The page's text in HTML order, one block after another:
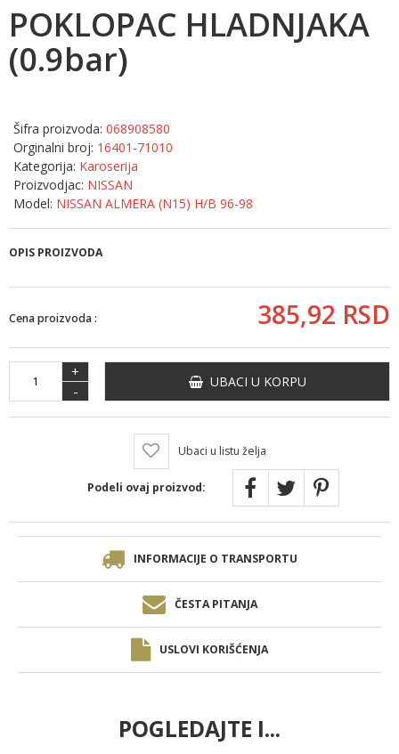
POKLOPAC HLADNJAKA
(0.9bar)
Šifra proizvoda: 068908580
Orginalni broj: 16401-71010
Kategorija: Karoserija
Proizvodjac: NISSAN
Model: NISSAN ALMERA (N15) H/B 96-98
OPIS PROIZVODA
Cena proizvoda : 385,92 RSD
+
-
UBACI U KORPU
Ubaci u listu želja
Podeli ovaj proizvod:
INFORMACIJE O TRANSPORTU
ČESTA PITANJA
USLOVI KORIŠĆENJA
POGLEDAJTE I...